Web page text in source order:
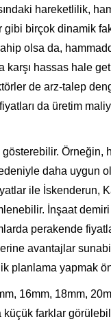
hareketlilik,
birçok dinamik
olsa da,
hassas hale
de arz-talep
da üretim
Örneğin,
daha uygun
ile İskenderun,
İnşaat
perakende
avantajlar
planlama yapmak
16mm, 18mm,
küçük farklar